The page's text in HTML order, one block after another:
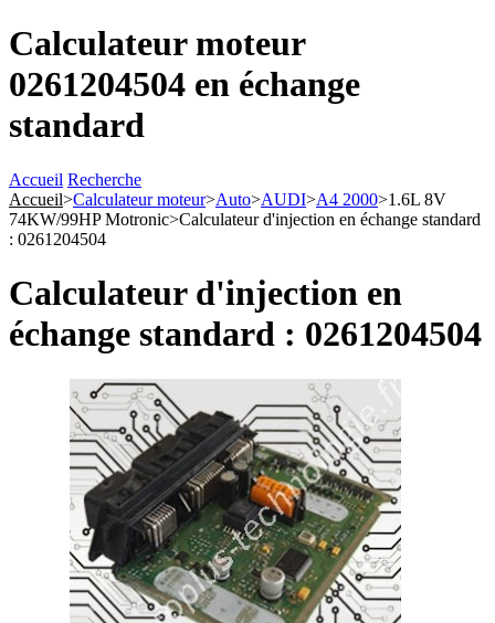
Calculateur moteur
0261204504 en échange
standard
Accueil Recherche
Accueil>Calculateur moteur>Auto>AUDI>A4 2000>1.6L 8V
74KW/99HP Motronic>Calculateur d'injection en échange standard
: 0261204504
Calculateur d'injection en
échange standard : 0261204504